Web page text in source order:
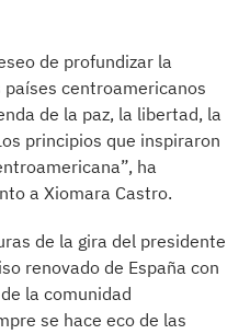
de profundizar la
centroamericanos
de la paz, la libertad, la
principios que inspiraron
ha
a Xiomara Castro.
de la gira del presidente
renovado de España con
la comunidad
se hace eco de las